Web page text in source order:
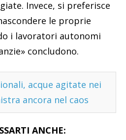
Invece, si preferisce
le proprie
i lavoratori autonomi
concludono.
acque agitate nei
ancora nel caos
ANCHE: